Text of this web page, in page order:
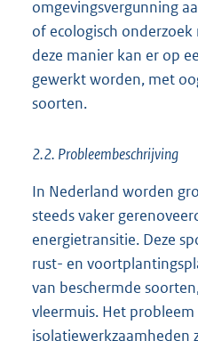
omgevingsvergunning
of ecologisch
deze manier kan er op
gewerkt worden, met
soorten.
2.2. Probleembeschrijving
In Nederland worden
steeds vaker
energietransitie. Deze
rust- en
van beschermde
vleermuis. Het
isolatiewerkzaamheden